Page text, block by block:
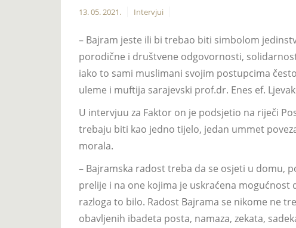
13. 05. 2021. Intervjui
– Bajram jeste ili bi trebao biti simbolom
porodične i društvene odgovornosti,
iako to sami muslimani svojim postupcima
uleme i muftija sarajevski prof.dr. Enes ef.
U intervjuu za Faktor on je podsjetio na riječi
trebaju biti kao jedno tijelo, jedan ummet
morala.
– Bajramska radost treba da se osjeti u domu,
prelije i na one kojima je uskraćena
razloga to bilo. Radost Bajrama se nikome ne
obavljenih ibadeta posta, namaza, zekata,